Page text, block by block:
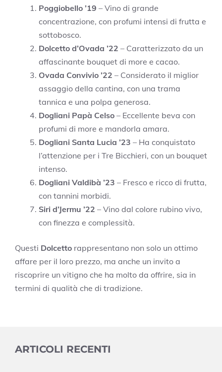
Poggiobello ’19 – Vino di grande
concentrazione, con profumi intensi di frutta e
sottobosco.
Dolcetto d’Ovada ’22 – Caratterizzato da un
affascinante bouquet di more e cacao.
Ovada Convivio ’22 – Considerato il miglior
assaggio della cantina, con una trama
tannica e una polpa generosa.
Dogliani Papà Celso – Eccellente beva con
profumi di more e mandorla amara.
Dogliani Santa Lucia ’23 – Ha conquistato
l’attenzione per i Tre Bicchieri, con un bouquet
intenso.
Dogliani Valdibà ’23 – Fresco e ricco di frutta,
con tannini morbidi.
Siri d’Jermu ’22 – Vino dal colore rubino vivo,
con finezza e complessità.
Questi Dolcetto rappresentano non solo un ottimo
affare per il loro prezzo, ma anche un invito a
riscoprire un vitigno che ha molto da offrire, sia in
termini di qualità che di tradizione.
ARTICOLI RECENTI